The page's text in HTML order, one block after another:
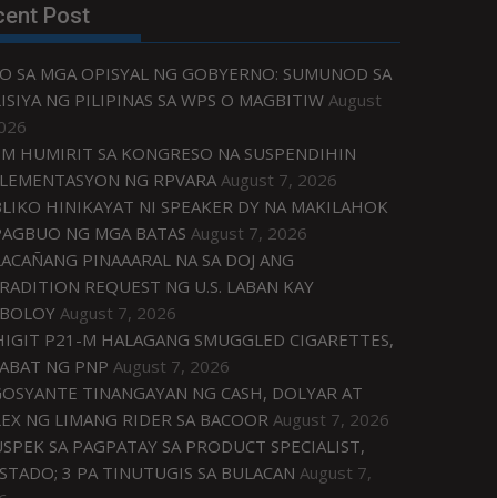
Post
SA MGA OPISYAL NG GOBYERNO: SUMUNOD SA
NG PILIPINAS SA WPS O MAGBITIW August
HUMIRIT SA KONGRESO NA SUSPENDIHIN
NG RPVARA August 7, 2026
HINIKAYAT NI SPEAKER DY NA MAKILAHOK
NG MGA BATAS August 7, 2026
PINAAARAL NA SA DOJ ANG
REQUEST NG U.S. LABAN KAY
August 7, 2026
P21-M HALAGANG SMUGGLED CIGARETTES,
NG PNP August 7, 2026
TINANGAYAN NG CASH, DOLYAR AT
NG LIMANG RIDER SA BACOOR August 7, 2026
SA PAGPATAY SA PRODUCT SPECIALIST,
3 PA TINUTUGIS SA BULACAN August 7,